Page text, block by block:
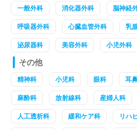
一般外科 消化器外科 脳神経
呼吸器外科 心臓血管外科 乳
泌尿器科 美容外科 小児外科
その他
精神科 小児科 眼科 耳
麻酔科 放射線科 産婦人科
人工透析科 緩和ケア科 リハ